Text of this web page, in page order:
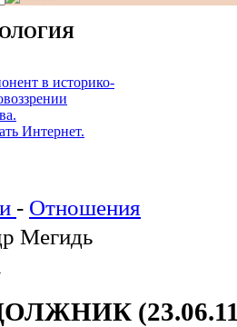
в историко-
Интернет.
- Отношения
Мегидь